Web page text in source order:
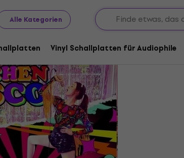
Alle Kategorien
Vinyl Schallplatten für Audiophile